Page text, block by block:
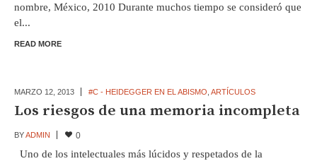
nombre, México, 2010 Durante muchos tiempo se consideró que
el...
READ MORE
MARZO 12, 2013 #C - HEIDEGGER EN EL ABISMO ARTÍCULOS
Los riesgos de una memoria incompleta
BYADMIN 0
Uno de los intelectuales más lúcidos y respetados de la